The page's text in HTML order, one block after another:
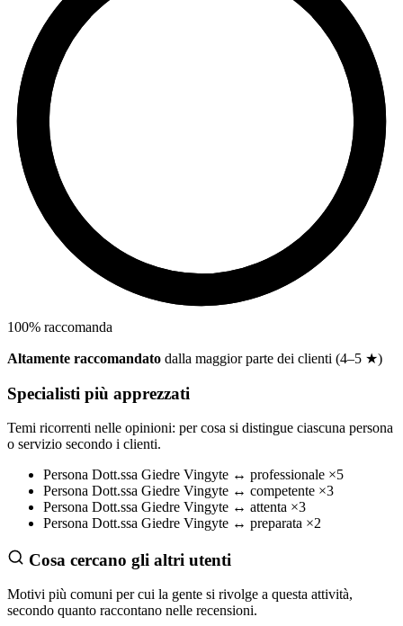
100% raccomanda
Altamente raccomandato dalla maggior parte dei clienti (4–5 ★)
Specialisti più apprezzati
Temi ricorrenti nelle opinioni: per cosa si distingue ciascuna persona
o servizio secondo i clienti.
Persona Dott.ssa Giedre Vingyte ↔ professionale ×5
Persona Dott.ssa Giedre Vingyte ↔ competente ×3
Persona Dott.ssa Giedre Vingyte ↔ attenta ×3
Persona Dott.ssa Giedre Vingyte ↔ preparata ×2
Cosa cercano gli altri utenti
Motivi più comuni per cui la gente si rivolge a questa attività,
secondo quanto raccontano nelle recensioni.